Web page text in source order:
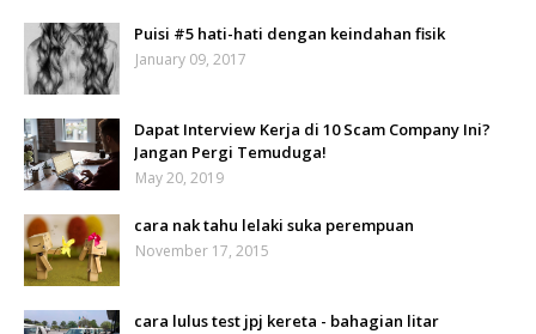
Puisi #5 hati-hati dengan keindahan fisik
January 09, 2017
Dapat Interview Kerja di 10 Scam Company Ini?
Jangan Pergi Temuduga!
May 20, 2019
cara nak tahu lelaki suka perempuan
November 17, 2015
cara lulus test jpj kereta - bahagian litar